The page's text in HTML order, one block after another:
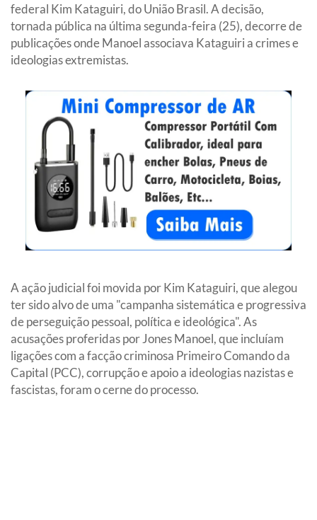
federal Kim Kataguiri, do União Brasil. A decisão,
tornada pública na última segunda-feira (25), decorre de
publicações onde Manoel associava Kataguiri a crimes e
ideologias extremistas.
A ação judicial foi movida por Kim Kataguiri, que alegou
ter sido alvo de uma "campanha sistemática e progressiva
de perseguição pessoal, política e ideológica". As
acusações proferidas por Jones Manoel, que incluíam
ligações com a facção criminosa Primeiro Comando da
Capital (PCC), corrupção e apoio a ideologias nazistas e
fascistas, foram o cerne do processo.